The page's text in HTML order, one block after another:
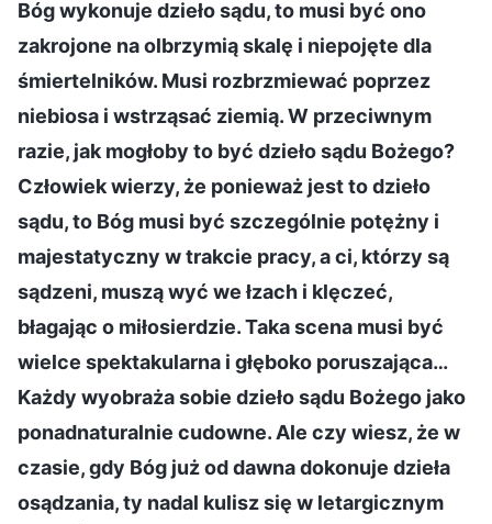
Bóg wykonuje dzieło sądu, to musi być ono
zakrojone na olbrzymią skalę i niepojęte dla
śmiertelników. Musi rozbrzmiewać poprzez
niebiosa i wstrząsać ziemią. W przeciwnym
razie, jak mogłoby to być dzieło sądu Bożego?
Człowiek wierzy, że ponieważ jest to dzieło
sądu, to Bóg musi być szczególnie potężny i
majestatyczny w trakcie pracy, a ci, którzy są
sądzeni, muszą wyć we łzach i klęczeć,
błagając o miłosierdzie. Taka scena musi być
wielce spektakularna i głęboko poruszająca…
Każdy wyobraża sobie dzieło sądu Bożego jako
ponadnaturalnie cudowne. Ale czy wiesz, że w
czasie, gdy Bóg już od dawna dokonuje dzieła
osądzania, ty nadal kulisz się w letargicznym